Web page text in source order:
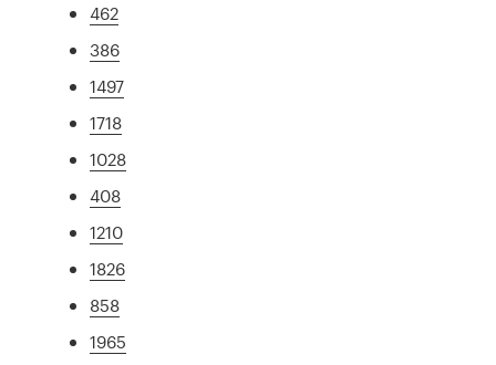
462
386
1497
1718
1028
408
1210
1826
858
1965